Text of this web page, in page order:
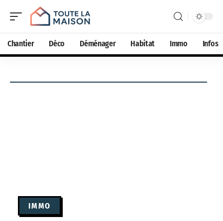
Chantier Déco Déménager Habitat Immo Infos
IMMO